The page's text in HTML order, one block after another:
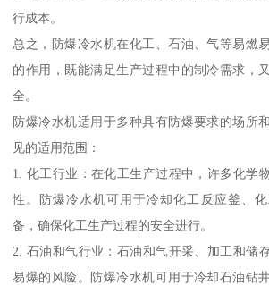
行成本。
总之，防爆冷水机在化工、石油、气等易燃
的作用，既能满足生产过程中的制冷需求，
全。
防爆冷水机适用于多种具有防爆要求的场所
见的适用范围：
1. 化工行业：在化工生产过程中，许多化学
性。防爆冷水机可用于冷却化工反应釜、
备，确保化工生产过程的安全进行。
2. 石油和气行业：石油和气开采、加工和储
易爆的风险。防爆冷水机可用于冷却石油钻